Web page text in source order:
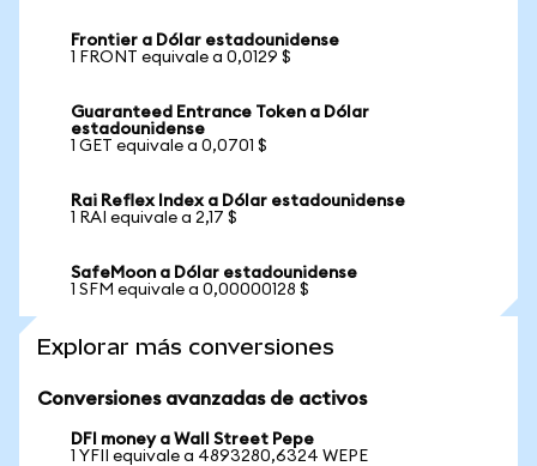
Frontier a Dólar estadounidense
1 FRONT equivale a 0,0129 $
Guaranteed Entrance Token a Dólar
estadounidense
1 GET equivale a 0,0701 $
Rai Reflex Index a Dólar estadounidense
1 RAI equivale a 2,17 $
SafeMoon a Dólar estadounidense
1 SFM equivale a 0,00000128 $
Explorar más conversiones
Conversiones avanzadas de activos
DFI money a Wall Street Pepe
1 YFII equivale a 4893280,6324 WEPE